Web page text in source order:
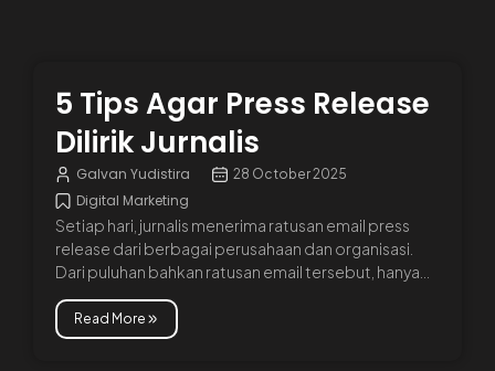
5 Tips Agar Press Release
Dilirik Jurnalis
Galvan Yudistira 28 October 2025
Digital Marketing
Setiap hari, jurnalis menerima ratusan email press
release dari berbagai perusahaan dan organisasi.
Dari puluhan bahkan ratusan email tersebut, hanya...
Read More